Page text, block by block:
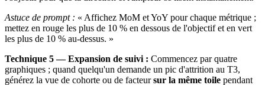
Astuce de prompt : « Affichez MoM et YoY pour chaque métrique ;
mettez en rouge les plus de 10 % en dessous de l'objectif et en vert
les plus de 10 % au-dessus. »
Technique 5 — Expansion de suivi : Commencez par quatre
graphiques ; quand quelqu'un demande un pic d'attrition au T3,
générez la vue de cohorte ou de facteursur la même toile pendant